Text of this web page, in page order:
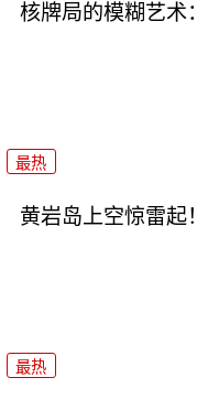
核牌局的模糊艺术
最热
黄岩岛上空惊雷起
最热